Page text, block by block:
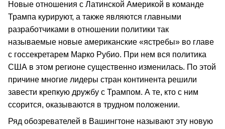
Новые отношения с Латинской Америкой в команде
Трампа курируют, а также являются главными
разработчиками в отношении политики так
называемые новые американские «ястребы» во главе
с госсекретарем Марко Рубио. При нем вся политика
США в этом регионе существенно изменилась. По этой
причине многие лидеры стран континента решили
завести крепкую дружбу с Трампом. А те, кто с ним
ссорится, оказываются в трудном положении.
Ряд обозревателей в Вашингтоне называют эту новую